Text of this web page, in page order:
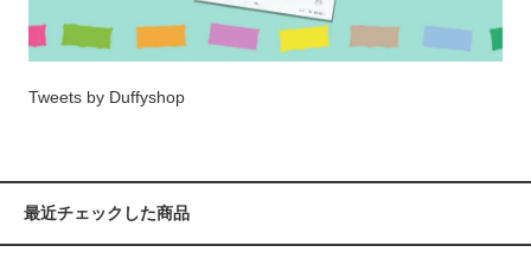
Tweets by Duffyshop
最近チェックした商品